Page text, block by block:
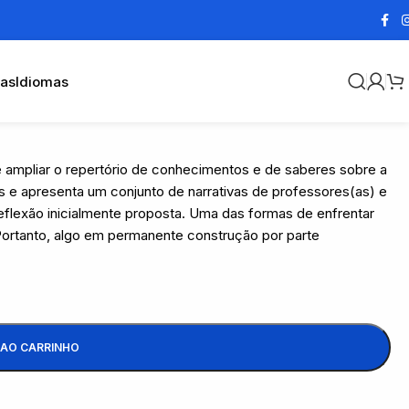
Idiomas
o repertório de conhecimentos e de saberes sobre a
apresenta um conjunto de narrativas de professores(as) e
inicialmente proposta. Uma das formas de enfrentar
algo em permanente construção por parte
CARRINHO